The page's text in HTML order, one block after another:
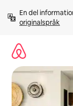
innehåll
En del
originalspråk